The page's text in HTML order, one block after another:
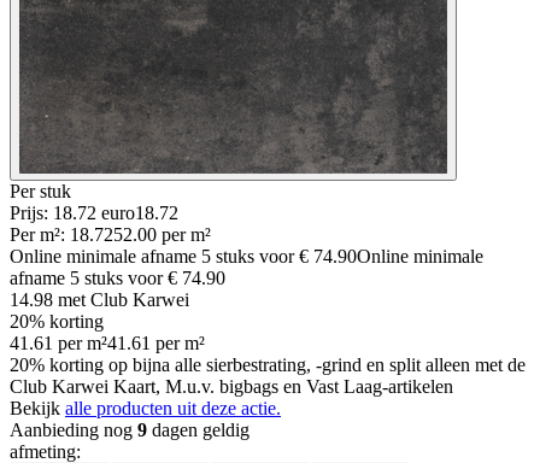
Per stuk
Prijs: 18.72 euro18.72
Per m²: 18.7252.00 per m²
Online minimale afname 5 stuks voor€ 74.90Online minimale
afname 5 stuks voor€ 74.90
14.98 met Club Karwei
20% korting
41.61 per m²41.61 per m²
20% korting op bijna alle sierbestrating, -grind en split alleen met de
Club Karwei Kaart, M.u.v. bigbags en Vast Laag-artikelen
Bekijk alle producten uit deze actie.
Aanbieding nog 9 dagen geldig
afmeting: